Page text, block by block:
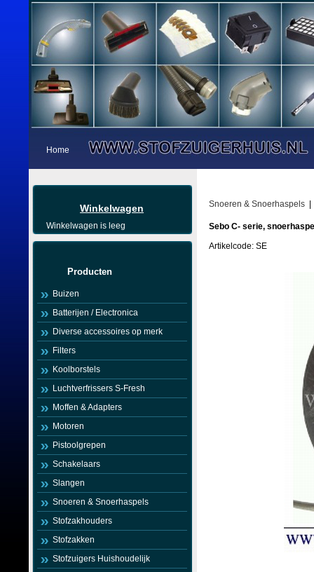
Home
Winkelwagen
Winkelwagen is leeg
Producten
Buizen
Batterijen / Electronica
Diverse accessoires op merk
Filters
Koolborstels
Luchtverfrissers S-Fresh
Moffen & Adapters
Motoren
Pistoolgrepen
Schakelaars
Slangen
Snoeren & Snoerhaspels
Stofzakhouders
Stofzakken
Stofzuigers Huishoudelijk
Snoeren & Snoerhaspels
Sebo C- serie,
Artikelcode: SE